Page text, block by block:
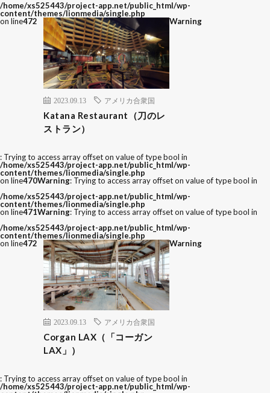
/home/xs525443/project-app.net/public_html/wp-
content/themes/lionmedia/single.php
on line472
2023.09.13 アメリカ合衆国
Katana Restaurant（刀のレ
ストラン）
Warning
: Trying to access array offset on value of type bool in
/home/xs525443/project-app.net/public_html/wp-
content/themes/lionmedia/single.php
on line470Warning: Trying to access array offset on value of type bool in
/home/xs525443/project-app.net/public_html/wp-
content/themes/lionmedia/single.php
on line471Warning: Trying to access array offset on value of type bool in
/home/xs525443/project-app.net/public_html/wp-
content/themes/lionmedia/single.php
on line472
2023.09.13 アメリカ合衆国
Corgan LAX（「コーガン
LAX」）
Warning
: Trying to access array offset on value of type bool in
/home/xs525443/project-app.net/public_html/wp-